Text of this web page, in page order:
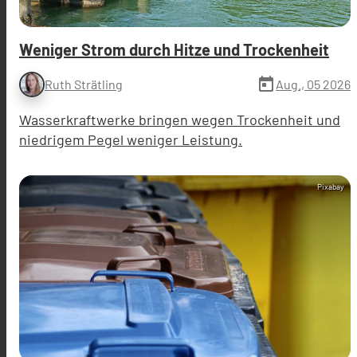
Weniger Strom durch Hitze und Trockenheit
Ruth Strätling today Aug., 05 2026
Wasserkraftwerke bringen wegen Trockenheit und
niedrigem Pegel weniger Leistung.
Pixabay